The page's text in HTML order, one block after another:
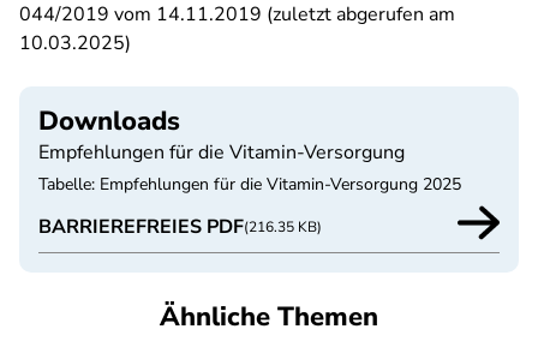
044/2019 vom 14.11.2019 (zuletzt abgerufen am
10.03.2025)
Downloads
Empfehlungen für die Vitamin-Versorgung
Tabelle: Empfehlungen für die Vitamin-Versorgung 2025
BARRIEREFREIES PDF(216.35 KB)
Ähnliche Themen